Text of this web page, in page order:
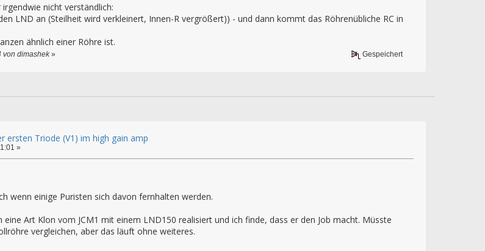
nicht verständlich:
LND an (Steilheit wird verkleinert, Innen-R vergrößert)) - und dann kommt das Röhrenübliche RC in
ähnlich einer Röhre ist.
von dimashek» Gespeichert
ersten Triode (V1) im high gain amp
»
wenn einige Puristen sich davon fernhalten werden.
eine Art Klon vom JCM1 mit einem LND150 realisiert und ich finde, dass er den Job macht. Müsste
vergleichen, aber das läuft ohne weiteres.